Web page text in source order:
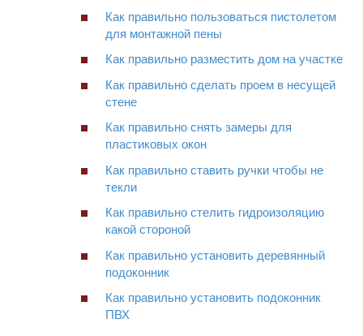
Как правильно пользоваться пистолетом
для монтажной пены
Как правильно разместить дом на участке
Как правильно сделать проем в несущей
стене
Как правильно снять замеры для
пластиковых окон
Как правильно ставить ручки чтобы не
текли
Как правильно стелить гидроизоляцию
какой стороной
Как правильно установить деревянный
подоконник
Как правильно установить подоконник
ПВХ